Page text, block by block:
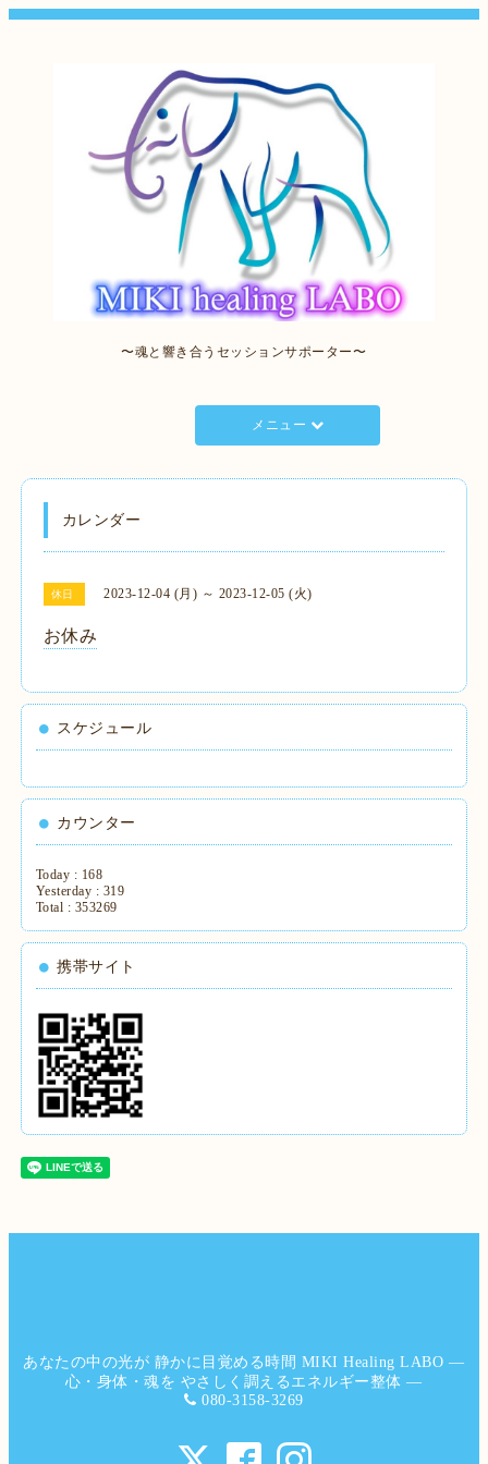
〜魂と響き合うセッションサポーター〜
メニュー
カレンダー
休日 2023-12-04 (月) ～ 2023-12-05 (火)
お休み
スケジュール
カウンター
Today : 168
Yesterday : 319
Total : 353269
携帯サイト
あなたの中の光が 静かに目覚める時間 MIKI Healing LABO ―
心・身体・魂を やさしく調えるエネルギー整体 ―
080-3158-3269